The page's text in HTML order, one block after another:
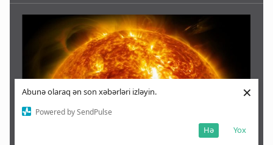
Abunə olaraq ən son xəbərləri izləyin.
Powered by SendPulse
Yox
Hə
×